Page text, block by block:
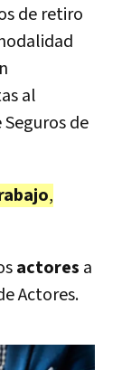
de retiro
al
de
,
actores a
Actores.